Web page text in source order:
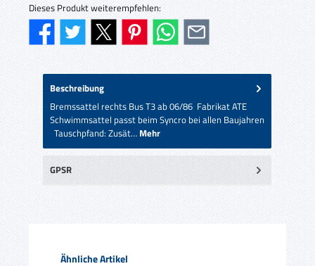
Dieses Produkt weiterempfehlen:
Beschreibung
Bremssattel rechts Bus T3 ab 06/86 Fabrikat ATE
Schwimmsattel passt beim Syncro bei allen Baujahren
Tauschpfand: Zusät… Mehr
GPSR
Produktgalerie überspringen
Ähnliche Artikel